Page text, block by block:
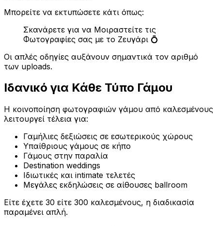
Μπορείτε να εκτυπώσετε κάτι όπως:
Σκανάρετε για να Μοιραστείτε τις
Φωτογραφίες σας με το Ζευγάρι 💍
Οι απλές οδηγίες αυξάνουν σημαντικά τον αριθμό
των uploads.
Ιδανικό για Κάθε Τύπο Γάμου
Η κοινοποίηση φωτογραφιών γάμου από καλεσμένους
λειτουργεί τέλεια για:
Γαμήλιες δεξιώσεις σε εσωτερικούς χώρους
Υπαίθριους γάμους σε κήπο
Γάμους στην παραλία
Destination weddings
Ιδιωτικές και intimate τελετές
Μεγάλες εκδηλώσεις σε αίθουσες ballroom
Είτε έχετε 30 είτε 300 καλεσμένους, η διαδικασία
παραμένει απλή.